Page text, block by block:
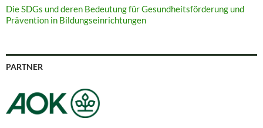
Die SDGs und deren Bedeutung für Gesundheitsförderung und
Prävention in Bildungseinrichtungen
PARTNER